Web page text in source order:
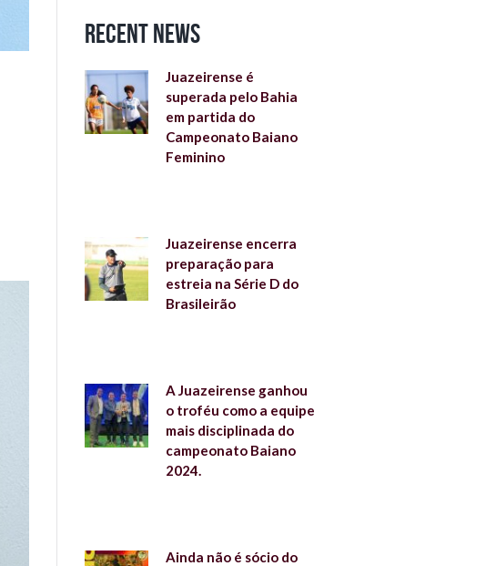
Recent News
Juazeirense é
superada pelo Bahia
em partida do
Campeonato Baiano
Feminino
Juazeirense encerra
preparação para
estreia na Série D do
Brasileirão
A Juazeirense ganhou
o troféu como a equipe
mais disciplinada do
campeonato Baiano
2024.
Ainda não é sócio do